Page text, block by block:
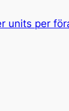
units per